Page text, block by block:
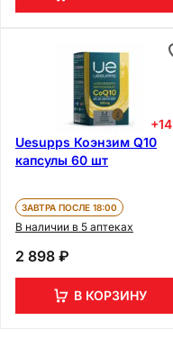
+14
Uesupps Коэнзим Q10
капсулы 60 шт
ЗАВТРА ПОСЛЕ 18:00
В наличии в 5 аптеках
2 898 ₽
В КОРЗИНУ